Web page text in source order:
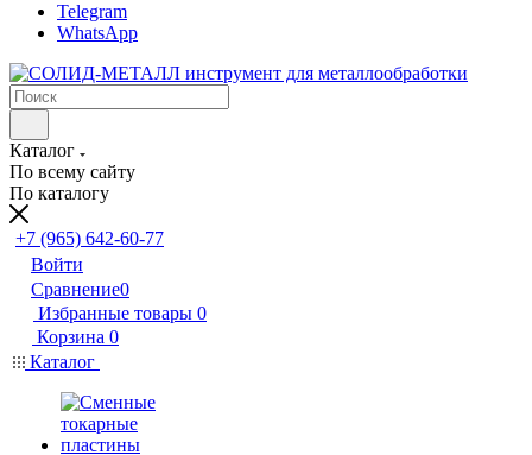
Telegram
WhatsApp
Каталог
По всему сайту
По каталогу
+7 (965) 642-60-77
Войти
Сравнение0
Избранные товары 0
Корзина 0
Каталог